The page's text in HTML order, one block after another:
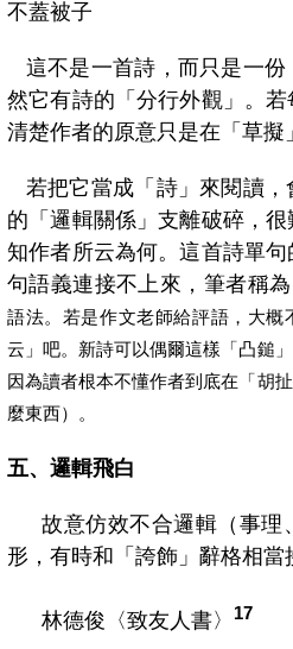
不蓋被子
這不是一首詩，而只是一
然它有詩的「分行外觀」。
清楚作者的原意只是在「草擬
若把它當成「詩」來閱讀
的「邏輯關係」支離破碎，
知作者所云為何。這首詩單
句語義連接不上來，筆者稱
語法。若是作文老師給評語，大
云」吧。新詩可以偶爾這樣「凸鎚
因為讀者根本不懂作者到底在「胡
麼東西）。
五、邏輯飛白
故意仿效不合邏輯（事理
形，有時和「誇飾」辭格相當
林德俊〈致友人書〉 17